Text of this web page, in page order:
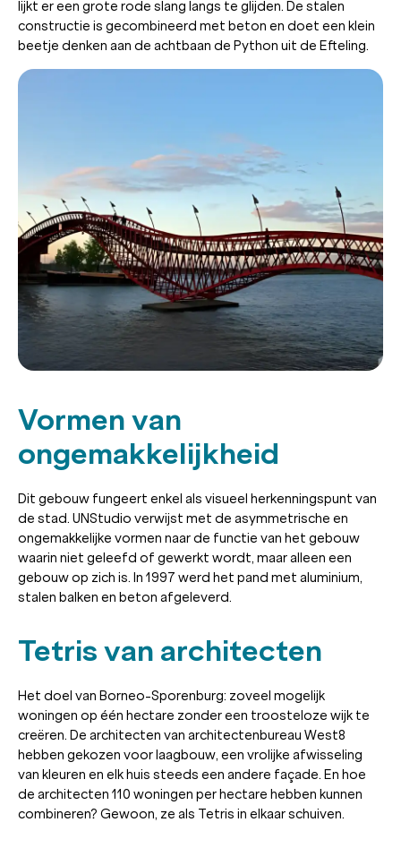
lijkt er een grote rode slang langs te glijden. De stalen
constructie is gecombineerd met beton en doet een klein
beetje denken aan de achtbaan de Python uit de Efteling.
Vormen van
ongemakkelijkheid
Dit gebouw fungeert enkel als visueel herkenningspunt van
de stad. UNStudio verwijst met de asymmetrische en
ongemakkelijke vormen naar de functie van het gebouw
waarin niet geleefd of gewerkt wordt, maar alleen een
gebouw op zich is. In 1997 werd het pand met aluminium,
stalen balken en beton afgeleverd.
Tetris van architecten
Het doel van Borneo-Sporenburg: zoveel mogelijk
woningen op één hectare zonder een troosteloze wijk te
creëren. De architecten van architectenbureau West8
hebben gekozen voor laagbouw, een vrolijke afwisseling
van kleuren en elk huis steeds een andere façade. En hoe
de architecten 110 woningen per hectare hebben kunnen
combineren? Gewoon, ze als Tetris in elkaar schuiven.